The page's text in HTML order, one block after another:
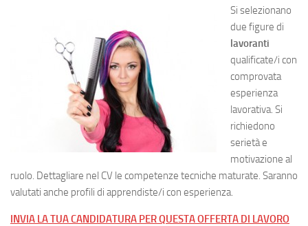
Si selezionano
due figure di
lavoranti
qualificate/i con
comprovata
esperienza
lavorativa. Si
richiedono
serietà e
motivazione al
ruolo. Dettagliare nel CV le competenze tecniche maturate. Saranno
valutati anche profili di apprendiste/i con esperienza.
INVIA LA TUA CANDIDATURA PER QUESTA OFFERTA DI LAVORO